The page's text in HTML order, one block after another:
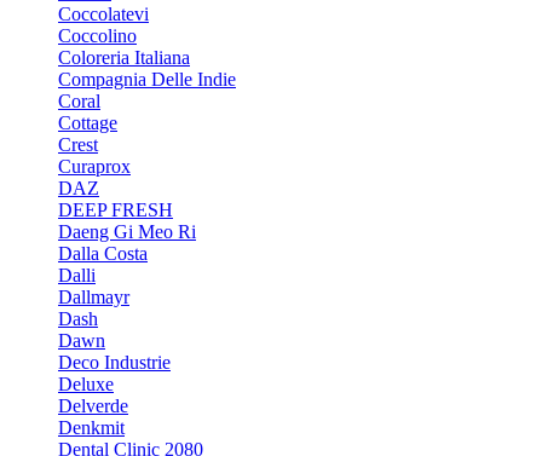
Coccolatevi
Coccolino
Coloreria Italiana
Compagnia Delle Indie
Coral
Cottage
Crest
Curaprox
DAZ
DEEP FRESH
Daeng Gi Meo Ri
Dalla Costa
Dalli
Dallmayr
Dash
Dawn
Deco Industrie
Deluxe
Delverde
Denkmit
Dental Clinic 2080